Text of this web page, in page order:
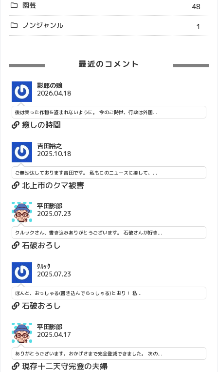
園芸
48
ノンジャンル
1
最近のコメント
影郎の娘
2026.04.18
後は実った作物を盗まれないように。 今のご時世、行政は外国...
癒しの時間
吉田裕之
2025.10.18
ご無沙汰しております吉田です。 私もこのニュースに接して、...
北上市のクマ被害
平田影郎
2025.07.23
クルックさん、書き込みありがとうございます。 石破さんが好き...
石破おろし
ｸﾙｯｸ
2025.07.23
ほんと、おっしゃる(書き込んでらっしゃる)とおり！ 私...
石破おろし
平田影郎
2025.04.17
ありがとうございます。おかげさまで完全登城できました。 次の...
現存十二天守完登の夫婦